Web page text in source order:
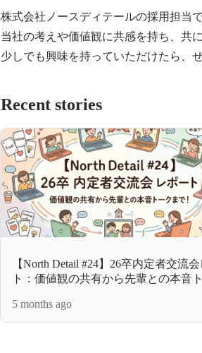
株式会社ノースディテールの採用担当で
当社の考えや価値観に共感を持ち、共
少しでも興味を持っていただけたら、
Recent stories
【North Detail #24】26卒内定者交流
ト：価値観の共有から先輩との本音
5 months ago